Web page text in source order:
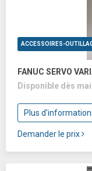
FANUC SERVO
Disponible dès
Plus
Demander le prix